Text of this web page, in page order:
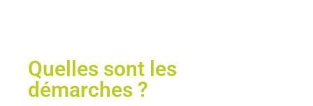
Quelles sont les
démarches ?